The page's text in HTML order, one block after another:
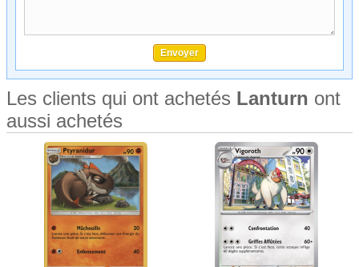
Les clients qui ont achetés Lanturn ont
aussi achetés